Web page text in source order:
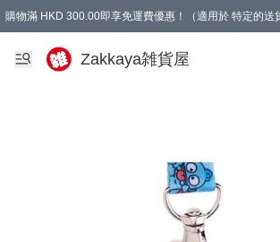
購物滿 HKD 300.00即享免運費優惠！（適用於 特定的送
Zakkaya雑貨屋